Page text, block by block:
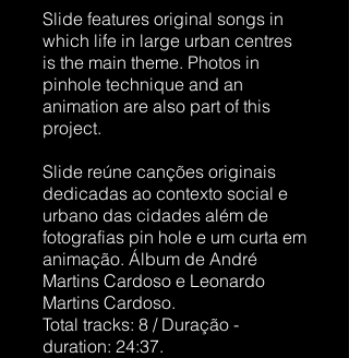
Slide features original songs in
which life in large urban centres
is the main theme. Photos in
pinhole technique and an
animation are also part of this
project.
Slide reúne canções originais
dedicadas ao contexto social e
urbano das cidades além de
fotografias pin hole e um curta em
animação. Álbum de André
Martins Cardoso e Leonardo
Martins Cardoso.
Total tracks: 8 / Duração -
duration: 24:37.